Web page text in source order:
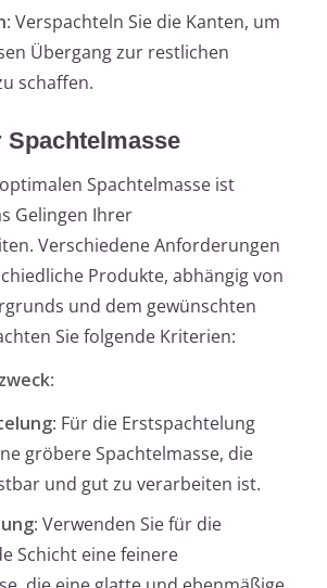
: Verspachteln Sie die Kanten, um
Übergang zur restlichen
schaffen.
Spachtelmasse ist
Gelingen Ihrer
Verschiedene Anforderungen
Produkte, abhängig von
und dem gewünschten
Sie folgende Kriterien:
:
: Für die Erstspachtelung
gröbere Spachtelmasse, die
und gut zu verarbeiten ist.
: Verwenden Sie für die
Schicht eine feinere